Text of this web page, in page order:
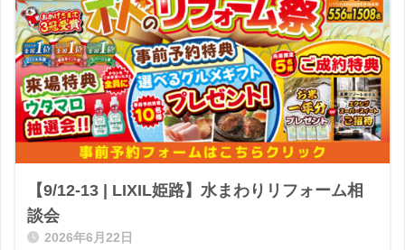
【9/12-13 | LIXIL姫路】水まわりリフォーム相
談会
2026年6月22日